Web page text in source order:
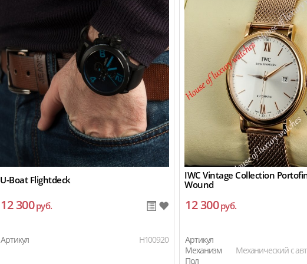
U-Boat Flightdeck
12 300руб.
Артикул H100920
IWC Vintage Collection
Wound
12 300руб.
Артикул
Механизм
Механический с
Пол